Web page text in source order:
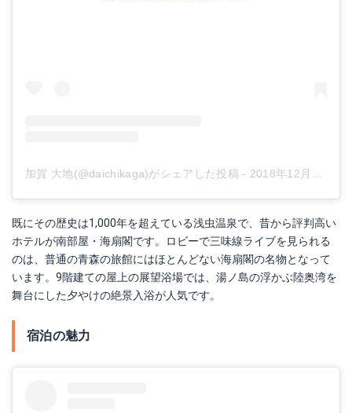
加賀 大地(@daichikaga)がシェアした投稿 - 2018年12月月27日午前5時34分PST
既にその歴史は1,000年を超えている浅虫温泉で、昔から評判高い
ホテルが南部屋・海扇閣です。ロビーで三味線ライブを見られる
のは、普通の青森の旅館にはほとんどない海扇閣の名物となって
います。9階建ての屋上の展望浴場では、湯ノ島の浮かぶ陸奥湾を
舞台にした夕やけの絶景入浴が人気です。
宿泊の魅力